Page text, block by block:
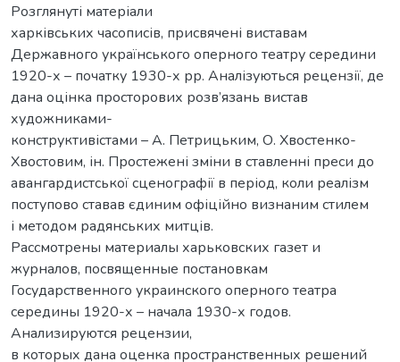
Розглянуті матеріали
харківських часописів, присвячені виставам
Державного українського оперного театру середини
1920-х – початку 1930-х рр. Аналізуються рецензії, де
дана оцінка просторових розв’язань вистав
художниками-
конструктивістами – А. Петрицьким, О. Хвостенко-
Хвостовим, ін. Простежені зміни в ставленні преси до
авангардистської сценографії в період, коли реалізм
поступово ставав єдиним офіційно визнаним стилем
і методом радянських митців.
Рассмотрены материалы харьковских газет и
журналов, посвященные постановкам
Государственного украинского оперного театра
середины 1920-х – начала 1930-х годов.
Анализируются рецензии,
в которых дана оценка пространственных решений